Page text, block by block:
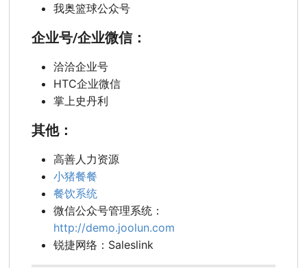
我奥篮球公众号
企业号/企业微信：
洽洽企业号
HTC企业微信
掌上史丹利
其他：
高善人力资源
小猪餐餐
餐饮系统
微信公众号管理系统：
http://demo.joolun.com
锐捷网络：Saleslink